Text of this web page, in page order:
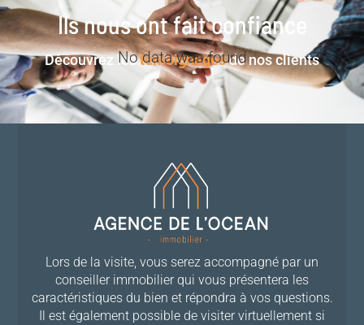
Ils nous ont fait confiance
Découvrez lestémoignagesde nos clients
No data was found
Lors de la visite, vous serez accompagné par un
conseiller immobilier qui vous présentera les
caractéristiques du bien et répondra à vos questions.
Il est également possible de visiter virtuellement si